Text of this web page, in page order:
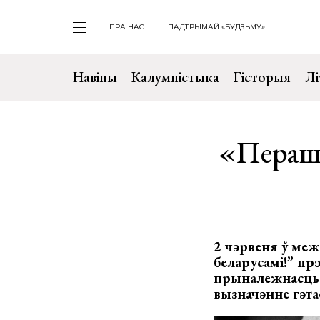
ПРА НАС ПАДТРЫМАЙ «БУДЗЬМУ»
Навіны Калумністыка Гісторыя
2 чэрвеня ў
беларусамі!”
прыналежнасць
вызначэнне